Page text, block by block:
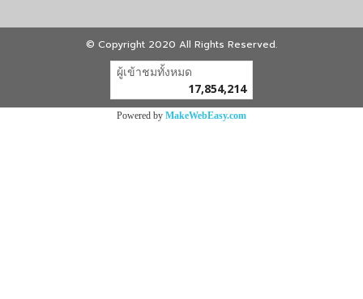
© Copyright 2020 All Rights Reserved.
ผู้เข้าชมทั้งหมด
17,854,214
Powered by MakeWebEasy.com